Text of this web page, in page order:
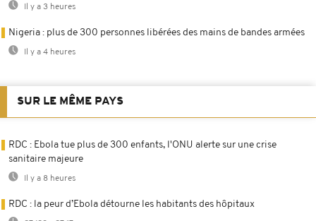
Il y a 3 heures
Nigeria : plus de 300 personnes libérées des mains de bandes armées
Il y a 4 heures
SUR LE MÊME PAYS
RDC : Ebola tue plus de 300 enfants, l'ONU alerte sur une crise
sanitaire majeure
Il y a 8 heures
RDC : la peur d’Ebola détourne les habitants des hôpitaux